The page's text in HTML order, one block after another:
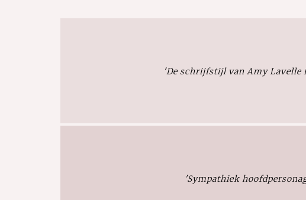
'De schrijfstijl van Amy Lavelle
'Sympathiek